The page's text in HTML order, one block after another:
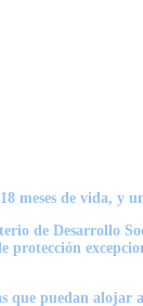
meses de vida,
de
puedan alojar